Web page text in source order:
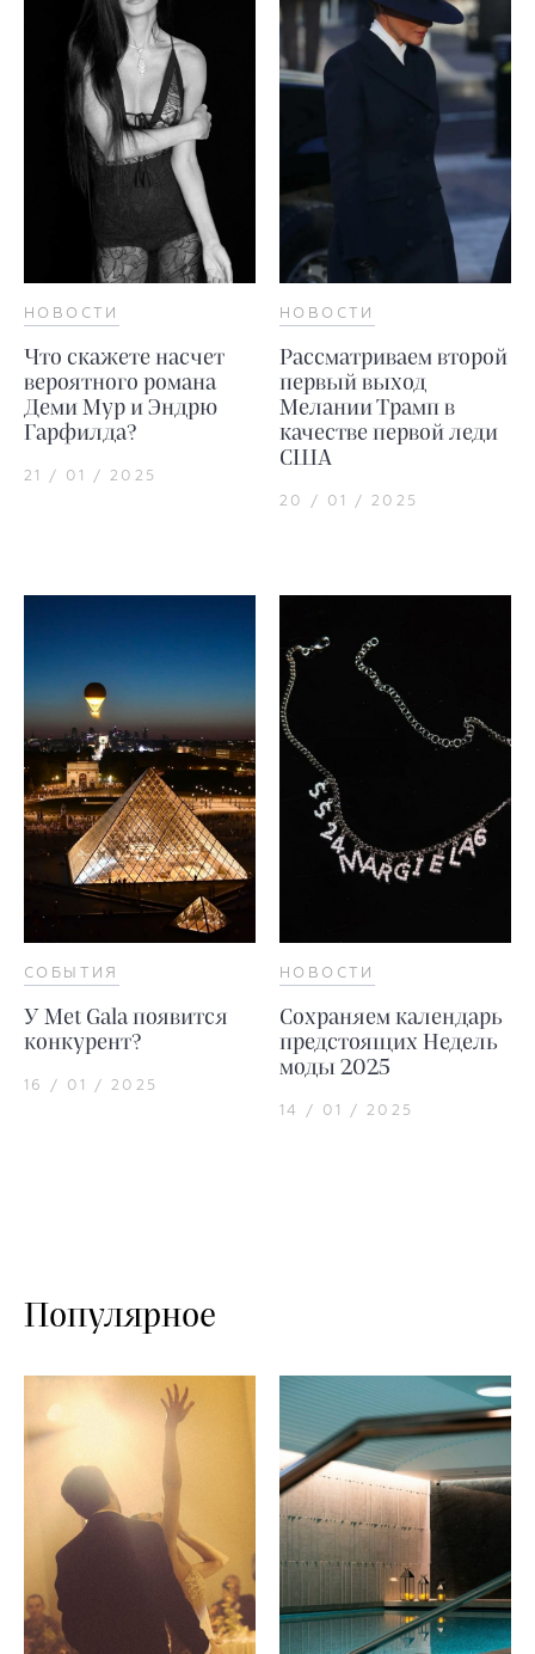
НОВОСТИ
Что скажете насчет
вероятного романа
Деми Мур и Эндрю
Гарфилда?
21 / 01 / 2025
НОВОСТИ
Рассматриваем второй
первый выход
Мелании Трамп в
качестве первой леди
США
20 / 01 / 2025
СОБЫТИЯ
У Met Gala появится
конкурент?
16 / 01 / 2025
НОВОСТИ
Сохраняем календарь
предстоящих Недель
моды 2025
14 / 01 / 2025
Популярное